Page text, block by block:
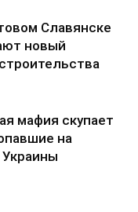
Славянске
новый
мафия скупает
на